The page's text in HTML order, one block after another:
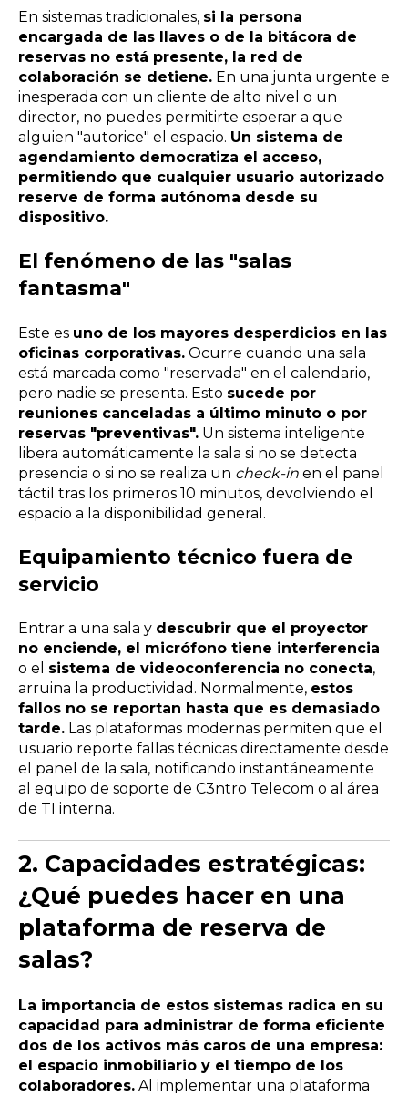
En sistemas tradicionales, si la persona
encargada de las llaves o de la bitácora de
reservas no está presente, la red de
colaboración se detiene. En una junta urgente e
inesperada con un cliente de alto nivel o un
director, no puedes permitirte esperar a que
alguien "autorice" el espacio. Un sistema de
agendamiento democratiza el acceso,
permitiendo que cualquier usuario autorizado
reserve de forma autónoma desde su
dispositivo.
El fenómeno de las "salas
fantasma"
Este es uno de los mayores desperdicios en las
oficinas corporativas. Ocurre cuando una sala
está marcada como "reservada" en el calendario,
pero nadie se presenta. Esto sucede por
reuniones canceladas a último minuto o por
reservas "preventivas". Un sistema inteligente
libera automáticamente la sala si no se detecta
presencia o si no se realiza un check-in en el panel
táctil tras los primeros 10 minutos, devolviendo el
espacio a la disponibilidad general.
Equipamiento técnico fuera de
servicio
Entrar a una sala y descubrir que el proyector
no enciende, el micrófono tiene interferencia
o el sistema de videoconferencia no conecta,
arruina la productividad. Normalmente, estos
fallos no se reportan hasta que es demasiado
tarde. Las plataformas modernas permiten que el
usuario reporte fallas técnicas directamente desde
el panel de la sala, notificando instantáneamente
al equipo de soporte de C3ntro Telecom o al área
de TI interna.
2. Capacidades estratégicas:
¿Qué puedes hacer en una
plataforma de reserva de
salas?
La importancia de estos sistemas radica en su
capacidad para administrar de forma eficiente
dos de los activos más caros de una empresa:
el espacio inmobiliario y el tiempo de los
colaboradores. Al implementar una plataforma